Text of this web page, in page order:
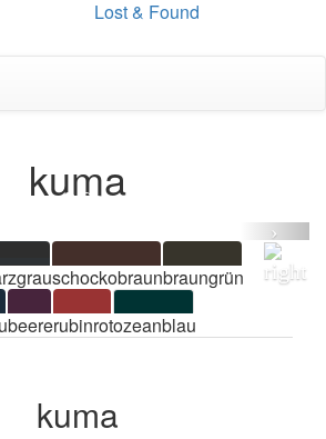
navigation
Lost & Found
kuma
schockobraunbraungrün
beererubinrotozeanblau
kuma